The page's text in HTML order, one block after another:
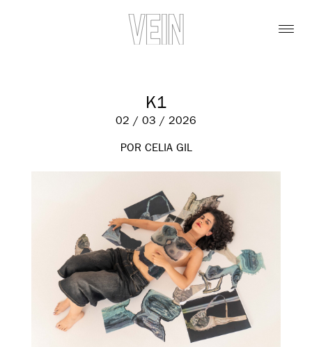
K1
02 / 03 / 2026
POR CELIA GIL